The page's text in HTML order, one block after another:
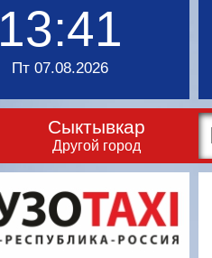
13:41
Пт 07.08.2026
Сыктывкар
Другой город